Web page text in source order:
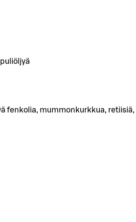
fenkolia, mummonkurkkua, retiisiä,